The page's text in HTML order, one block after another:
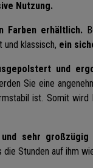
Nutzung.
Farben erhältlich.
und klassisch, ein
und
Sie eine
ist. Somit wird
sehr großzügig
die Stunden auf ihm